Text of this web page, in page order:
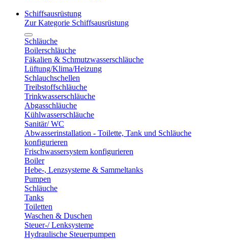
Schiffsausrüstung
Zur Kategorie Schiffsausrüstung
Schläuche
Boilerschläuche
Fäkalien & Schmutzwasserschläuche
Lüftung/Klima/Heizung
Schlauchschellen
Treibstoffschläuche
Trinkwasserschläuche
Abgasschläuche
Kühlwasserschläuche
Sanitär/ WC
Abwasserinstallation - Toilette, Tank und Schläuche
konfigurieren
Frischwassersystem konfigurieren
Boiler
Hebe-, Lenzsysteme & Sammeltanks
Pumpen
Schläuche
Tanks
Toiletten
Waschen & Duschen
Steuer-/ Lenksysteme
Hydraulische Steuerpumpen